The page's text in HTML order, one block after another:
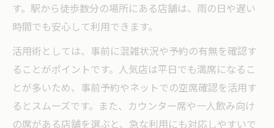
す。駅から徒歩数分の場所にある店舗は、雨の日や遅い
時間でも安心して利用できます。
活用術としては、事前に混雑状況や予約の有無を確認す
ることがポイントです。人気店は平日でも満席になるこ
とが多いため、事前予約やネットでの空席確認を活用す
るとスムーズです。また、カウンター席や一人飲み向け